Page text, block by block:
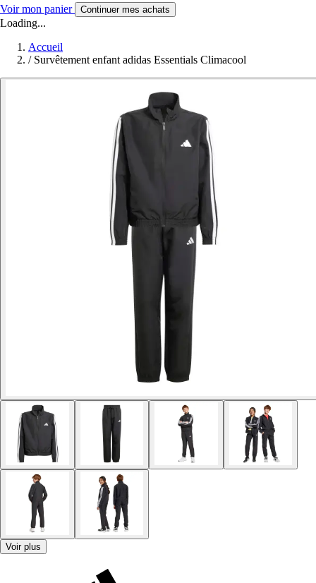
Voir mon panier Continuer mes achats
Loading...
Accueil
/ Survêtement enfant adidas Essentials Climacool
Voir plus